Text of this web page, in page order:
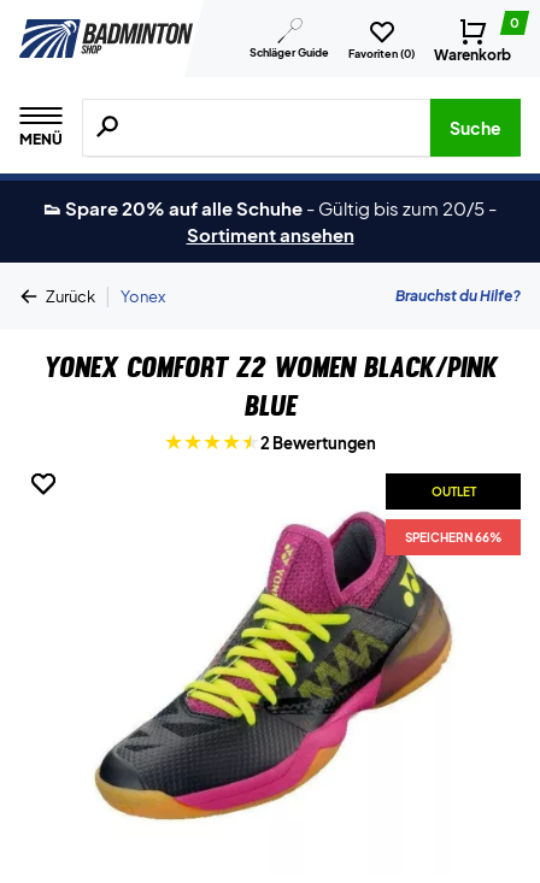
Schläger Guide Favoriten (0)
0
Warenkorb
MENÜ
Suche nach Produkten, Marken usw.
Suche
👟 Spare 20% auf alle Schuhe - Gültig bis zum 20/5 -
Sortiment ansehen
Zurück | Yonex Brauchst du Hilfe?
Yonex Comfort Z2 Women Black/Pink
Blue
2 Bewertungen
OUTLET
SPEICHERN 66%
OUTLET
SPEICHERN 66%